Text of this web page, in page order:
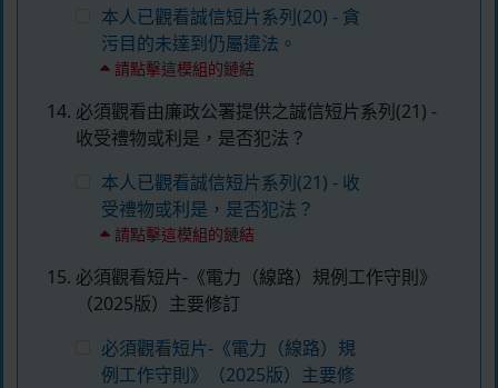
本人已觀看誠信短片系列(20) - 貪
污目的未達到仍屬違法。
請點擊這模組的鏈結
必須觀看由廉政公署提供之誠信短片系列(21) -
收受禮物或利是，是否犯法？
本人已觀看誠信短片系列(21) - 收
受禮物或利是，是否犯法？
請點擊這模組的鏈結
必須觀看短片-《電力（線路）規例工作守則》
（2025版）主要修訂
必須觀看短片-《電力（線路）規
例工作守則》（2025版）主要修